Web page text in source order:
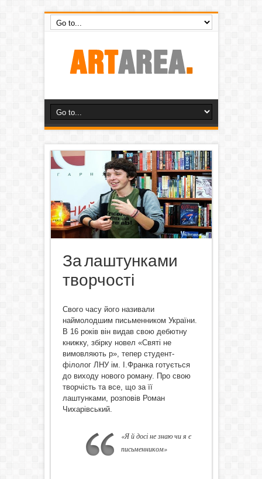
За лаштунками
творчості
Свого часу його називали
наймолодшим письменником України.
В 16 років він видав свою дебютну
книжку, збірку новел «Святі не
вимовляють р», тепер студент-
філолог ЛНУ ім. І.Франка готується
до виходу нового роману. Про свою
творчість та все, що за її
лаштунками, розповів Роман
Чихарівський.
«Я й досі не знаю чи я є
письменником»